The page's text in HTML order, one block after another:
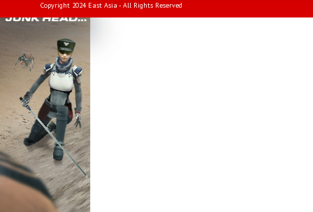
Copyright 2024 East Asia - All Rights Reserved